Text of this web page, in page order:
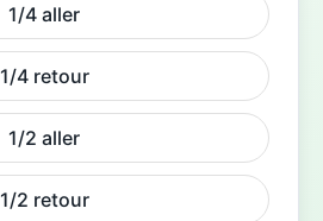
1/4 aller
1/4 retour
1/2 aller
1/2 retour